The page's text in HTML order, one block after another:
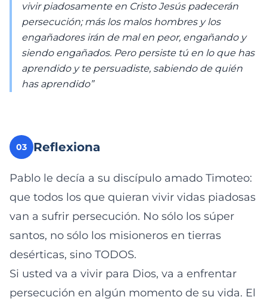
vivir piadosamente en Cristo Jesús padecerán
persecución; más los malos hombres y los
engañadores irán de mal en peor, engañando y
siendo engañados. Pero persiste tú en lo que has
aprendido y te persuadiste, sabiendo de quién
has aprendido”
03 Reflexiona
Pablo le decía a su discípulo amado Timoteo:
que todos los que quieran vivir vidas piadosas
van a sufrir persecución. No sólo los súper
santos, no sólo los misioneros en tierras
desérticas, sino TODOS.
Si usted va a vivir para Dios, va a enfrentar
persecución en algún momento de su vida. El